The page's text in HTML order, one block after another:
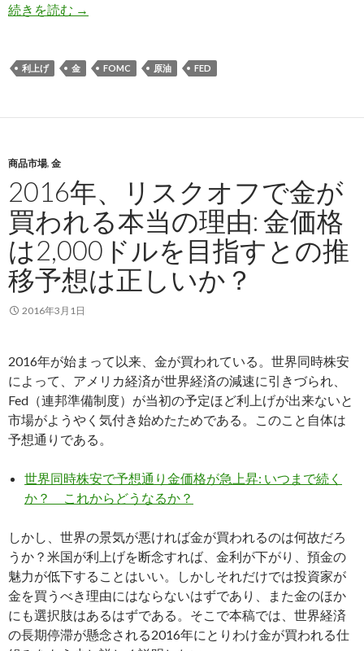
続きを読む 3月の米国FOMCは利上げなし、結果発表後の世
→
利上げ 金 FOMC 原油 FED
商品市場, 金
2016年、リスクオフで金が
買われる本当の理由: 金価格
は2,000ドルを目指すとの推
移予想は正しいか？
2016年3月1日
2016年が始まって以来、金が買われている。世界同時株安
によって、アメリカ経済が世界経済の減速に引きづられ、
Fed（連邦準備制度）が当初の予定ほど利上げが出来ないと
市場がようやく気付き始めたためである。このこと自体は
予想通りである。
世界同時株安で予想通り金価格が急上昇: いつまで続く
か？ これからどうなるか？
しかし、世界の景気が悪ければ金が買われるのは何故だろ
うか？米国が利上げを断念すれば、金利が下がり、預金の
魅力が低下することはいい。しかしそれだけでは投資家が
金を買うべき理由にはならないはずであり、また金のほか
にも選択肢はあるはずである。そこで本稿では、世界経済
の長期停滞が懸念される2016年にとりわけ金が買われる仕